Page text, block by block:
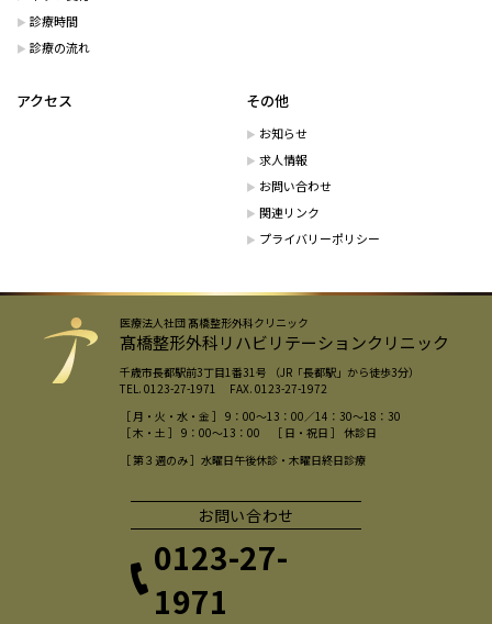
診療時間
診療の流れ
アクセス その他
お知らせ
求人情報
お問い合わせ
関連リンク
プライバリーポリシー
医療法人社団 髙橋整形外科クリニック
髙橋整形外科リハビリテーションクリニック
千歳市長都駅前3丁目1番31号 （JR「長都駅」から徒歩3分）
TEL. 0123-27-1971 FAX. 0123-27-1972
［ 月・火・水・金 ］ 9：00〜13：00／14：30〜18：30
［ 木・土 ］ 9：00〜13：00 ［ 日・祝日 ］ 休診日
［ 第３週のみ ］水曜日午後休診・木曜日終日診療
お問い合わせ
0123-27-
1971